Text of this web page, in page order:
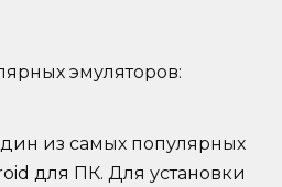
эмуляторов:
из самых популярных
для ПК. Для установки